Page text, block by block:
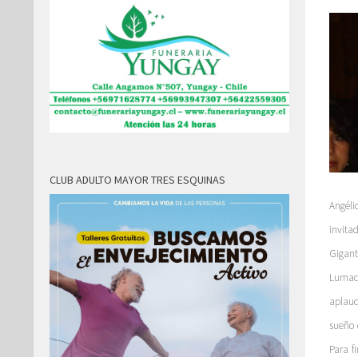
Para
CLUB ADULTO MAYOR TRES ESQUINAS